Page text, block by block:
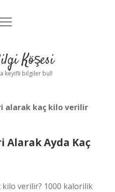
Uyarı
menüyü
Köşesi
keyifli bilgiler bul!
alarak kaç kilo verilir
Alarak Ayda Kaç
kilo verilir? 1000 kalorilik